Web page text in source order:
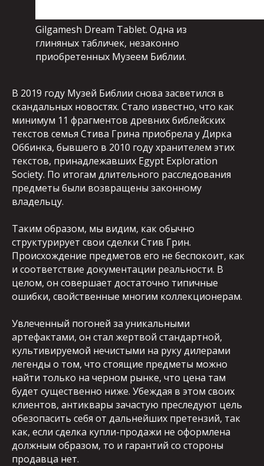
Gilgamesh Dream Tablet. Одна из
глиняных табличек, незаконно
приобретенных Музеем Библии.
В 2019 году Музей Библии снова засветился в
скандальных новостях. Стало известно, что как
минимум 11 фрагментов древних библейских
текстов семья Стива Грина приобрела у Дирка
Оббинка, бывшего в 2010 году хранителем этих
текстов, принадлежавших Egypt Exploration
Society. По итогам длительного расследования
предметы были возвращены законному
владельцу.
Таким образом, мы видим, как обычно
структурирует свои сделки Стив Грин.
Происхождение предметов его не беспокоит, как
и соответствие документации реальности. В
целом, он совершает достаточно типичные
ошибки, свойственные многим коллекционерам.
Увлеченный погоней за уникальными
артефактами, он стал жертвой стандартной,
культивируемой нечистыми на руку дилерами
легенды о том, что стоящие предметы можно
найти только на черном рынке, что цена там
будет существенно ниже. Убеждая в этом своих
клиентов, антиквары зачастую преследуют цель
обезопасить себя от дальнейших претензий, так
как, если сделка купли-продажи не оформлена
должным образом, то и гарантий со стороны
продавца нет.